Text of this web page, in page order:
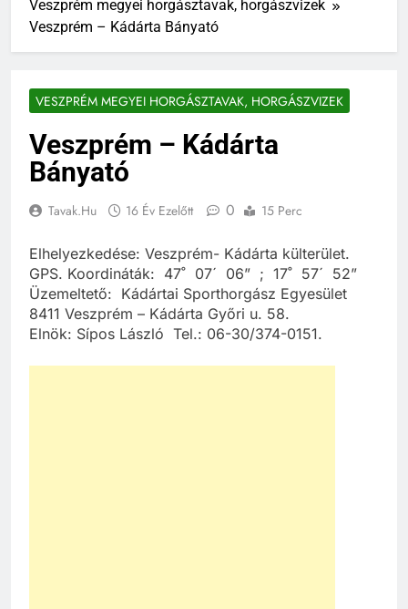
Veszprém megyei horgásztavak, horgászvizek
Veszprém – Kádárta Bányató
VESZPRÉM MEGYEI HORGÁSZTAVAK, HORGÁSZVIZEK
Veszprém – Kádárta
Bányató
Tavak.hu 16 Év Ezelőtt 0 15 Perc
Elhelyezkedése: Veszprém- Kádárta külterület.
GPS. Koordináták: 47˚ 07´ 06” ; 17˚ 57´ 52”
Üzemeltető: Kádártai Sporthorgász Egyesület
8411 Veszprém – Kádárta Győri u. 58.
Elnök: Sípos László Tel.: 06-30/374-0151.